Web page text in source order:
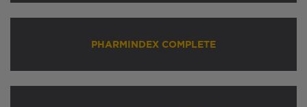
PHARMINDEX COMPLETE